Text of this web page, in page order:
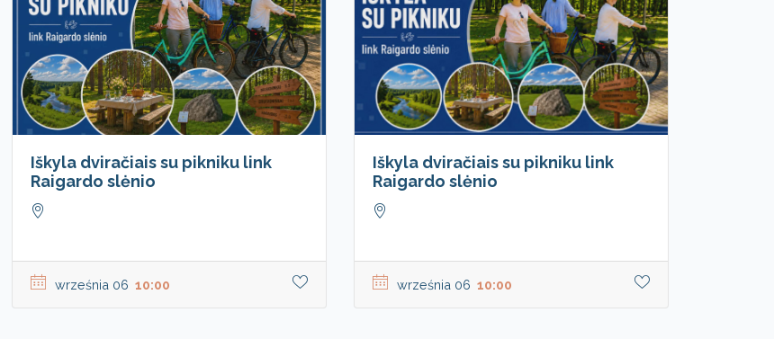
Iškyla dviračiais su pikniku link
Raigardo slėnio
września 06 10:00
Iškyla dviračiais su pikniku link
Raigardo slėnio
września 06 10:00